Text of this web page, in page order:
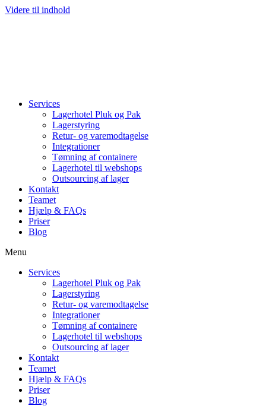
Videre til indhold
Services
Lagerhotel Pluk og Pak
Lagerstyring
Retur- og varemodtagelse
Integrationer
Tømning af containere
Lagerhotel til webshops
Outsourcing af lager
Kontakt
Teamet
Hjælp & FAQs
Priser
Blog
Menu
Services
Lagerhotel Pluk og Pak
Lagerstyring
Retur- og varemodtagelse
Integrationer
Tømning af containere
Lagerhotel til webshops
Outsourcing af lager
Kontakt
Teamet
Hjælp & FAQs
Priser
Blog